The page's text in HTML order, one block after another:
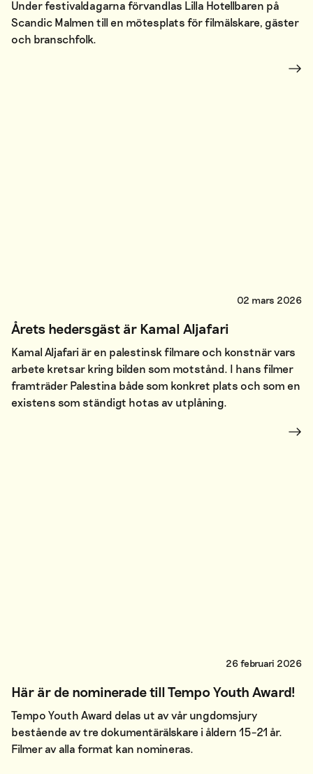
Under festivaldagarna förvandlas Lilla Hotellbaren på
Scandic Malmen till en mötesplats för filmälskare, gäster
och branschfolk.
02 mars 2026
Årets hedersgäst är Kamal Aljafari
Kamal Aljafari är en palestinsk filmare och konstnär vars
arbete kretsar kring bilden som motstånd. I hans filmer
framträder Palestina både som konkret plats och som en
existens som ständigt hotas av utplåning.
26 februari 2026
Här är de nominerade till Tempo Youth Award!
Tempo Youth Award delas ut av vår ungdomsjury
bestående av tre dokumentärälskare i åldern 15–21 år.
Filmer av alla format kan nomineras.